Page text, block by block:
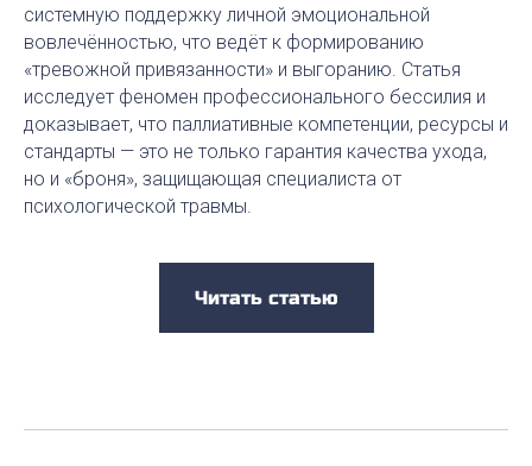
системную поддержку личной эмоциональной
вовлечённостью, что ведёт к формированию
«тревожной привязанности» и выгоранию. Статья
исследует феномен профессионального бессилия и
доказывает, что паллиативные компетенции, ресурсы и
стандарты — это не только гарантия качества ухода,
но и «броня», защищающая специалиста от
психологической травмы.
Читать статью